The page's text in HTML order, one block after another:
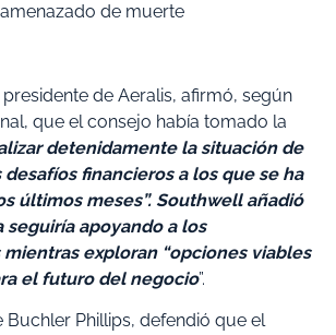
amenazado de muerte
de Aeralis, afirmó, según
que el consejo había tomado la
detenidamente la situación de
financieros a los que se ha
últimos meses”. Southwell añadió
seguiría apoyando a los
exploran “opciones viables
el futuro del negocio”.
Buchler Phillips, defendió que el